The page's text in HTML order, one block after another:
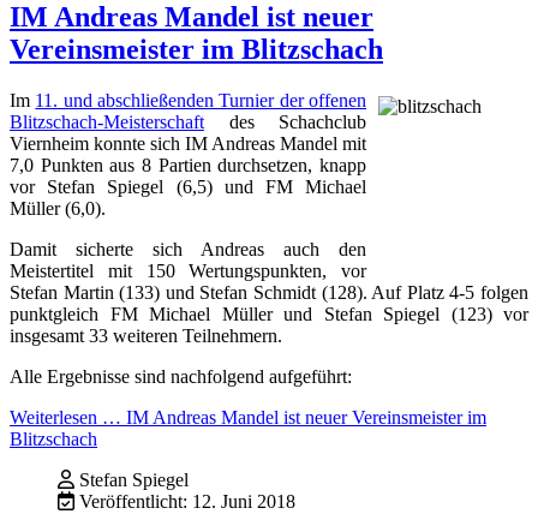
IM Andreas Mandel ist neuer
Vereinsmeister im Blitzschach
Im 11. und abschließenden Turnier der offenen
Blitzschach-Meisterschaft des Schachclub
Viernheim konnte sich IM Andreas Mandel mit
7,0 Punkten aus 8 Partien durchsetzen, knapp
vor Stefan Spiegel (6,5) und FM Michael
Müller (6,0).
Damit sicherte sich Andreas auch den
Meistertitel mit 150 Wertungspunkten, vor
Stefan Martin (133) und Stefan Schmidt (128). Auf Platz 4-5 folgen
punktgleich FM Michael Müller und Stefan Spiegel (123) vor
insgesamt 33 weiteren Teilnehmern.
Alle Ergebnisse sind nachfolgend aufgeführt:
Weiterlesen … IM Andreas Mandel ist neuer Vereinsmeister im
Blitzschach
Stefan Spiegel
Veröffentlicht: 12. Juni 2018